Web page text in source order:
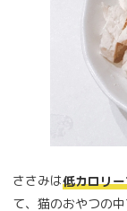
ささみは低カロリ
て、猫のおやつの